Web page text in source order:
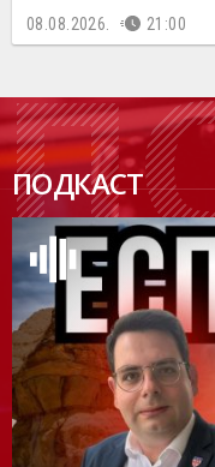
08.08.2026. 21:00
ПОДКАСТ